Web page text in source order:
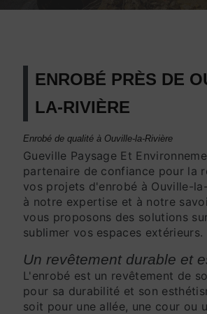
ENROBÉ PRÈS DE
LA-RIVIÈRE
Enrobé de qualité à Ouville-la-Rivière
Gueville Paysage Et
partenaire de confiance pour la
vos projets d'enrobé à Ouville-
à notre expertise et à notre
vous proposons des solutions
sublimer vos espaces extérieurs.
Un revêtement durable et
L'enrobé est un revêtement de
pour sa durabilité et son
soit pour une allée, une cour ou